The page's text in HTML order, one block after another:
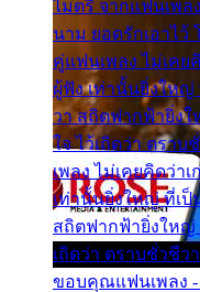
ไมตรี จากแฟนเพ
นาม ยอดรักเอาไว้
คู่แฟนเพลง ไม่เคย
ผู้ฟัง เท่านั้นยิ่งใหญ่
วา สถิตฟากฟ้ายิ่ง
ใจ ไว้เถิดว่า ตรา
เพลง ไม่เคยคิดว่า
เท่านั้นยิ่งใหญ่ ที่เป็
สถิตฟากฟ้ายิ่งใหญ่
เถิดว่า ตราบชั่วชีว
ขอบคุณแฟนเพลง -